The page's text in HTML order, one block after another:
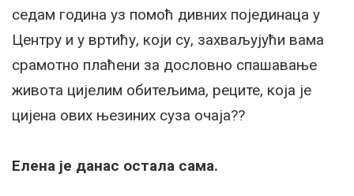
седам година уз помоћ дивних појединаца у
Центру и у вртићу, који су, захваљујући вама
срамотно плаћени за дословно спашавање
живота цијелим обитељима, реците, која је
цијена ових њезиних суза очаја??
Елена је данас остала сама.